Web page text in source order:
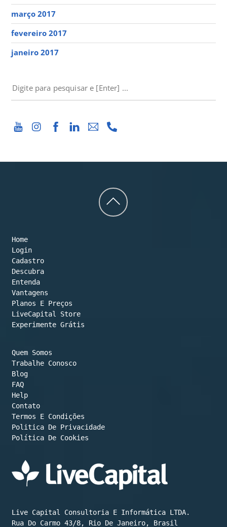
março 2017
fevereiro 2017
janeiro 2017
PESQUISAR
Back
Home
Login
Cadastro
Descubra
Entenda
Vantagens
Planos E Preços
LiveCapital Store
Experimente Grátis
Quem Somos
Trabalhe Conosco
Blog
FAQ
Help
Contato
Termos E Condições
Política De Cookies
Live Capital Consultoria E Informática LTDA.
Rua Do Carmo 43/8, Rio De Janeiro, Brasil